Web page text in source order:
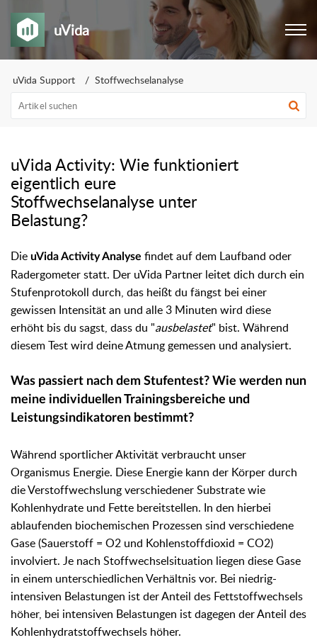
uVida
uVida Support Stoffwechselanalyse
uVida Activity: Wie funktioniert
eigentlich eure
Stoffwechselanalyse unter
Belastung?
Die uVida Activity Analyse findet auf dem Laufband oder
Radergometer statt. Der uVida Partner leitet dich durch ein
Stufenprotokoll durch, das heißt du fängst bei einer
gewissen Intensität an und alle 3 Minuten wird diese
erhöht bis du sagst, dass du "ausbelastet" bist. Während
diesem Test wird deine Atmung gemessen und analysiert.
Was passiert nach dem Stufentest? Wie werden nun
meine individuellen Trainingsbereiche und
Leistungsindikatoren bestimmt?
Während sportlicher Aktivität verbraucht unser
Organismus Energie. Diese Energie kann der Körper durch
die Verstoffwechslung verschiedener Substrate wie
Kohlenhydrate und Fette bereitstellen. In den hierbei
ablaufenden biochemischen Prozessen sind verschiedene
Gase (Sauerstoff = O2 und Kohlenstoffdioxid = CO2)
involviert. Je nach Stoffwechselsituation liegen diese Gase
in einem unterschiedlichen Verhältnis vor. Bei niedrig-
intensiven Belastungen ist der Anteil des Fettstoffwechsels
höher, bei intensiven Belastungen ist dagegen der Anteil des
Kohlenhydratstoffwechsels höher.